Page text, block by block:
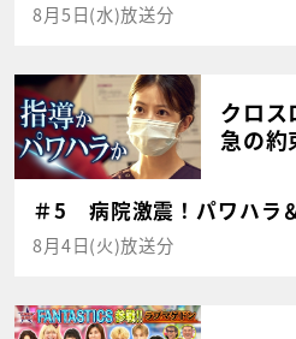
8月5日(水)放送分
クロス
急の約
＃5 病院激震！パワハラ
8月4日(火)放送分